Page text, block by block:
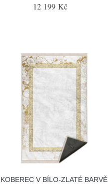
12 199 Kč
KOBEREC V BÍLO-ZLATÉ BARVĚ